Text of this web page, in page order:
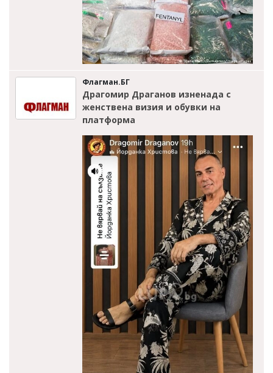
Флагман.БГ
Драгомир Драганов изненада с
женствена визия и обувки на
платформа